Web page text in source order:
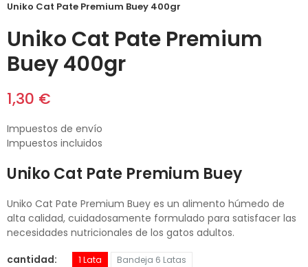
Uniko Cat Pate Premium Buey 400gr
Uniko Cat Pate Premium
Buey 400gr
1,30 €
Impuestos de envío
Impuestos incluidos
Uniko Cat Pate Premium Buey
Uniko Cat Pate Premium Buey es un alimento húmedo de
alta calidad, cuidadosamente formulado para satisfacer las
necesidades nutricionales de los gatos adultos.
cantidad
1 Lata Bandeja 6 Latas